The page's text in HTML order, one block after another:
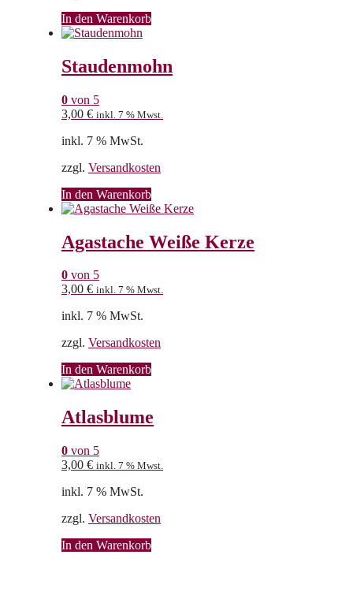
In den Warenkorb
Staudenmohn
0 von 5
3,00 € inkl. 7 % Mwst.
inkl. 7 % MwSt.
zzgl. Versandkosten
In den Warenkorb
Agastache Weiße Kerze
0 von 5
3,00 € inkl. 7 % Mwst.
inkl. 7 % MwSt.
zzgl. Versandkosten
In den Warenkorb
Atlasblume
0 von 5
3,00 € inkl. 7 % Mwst.
inkl. 7 % MwSt.
zzgl. Versandkosten
In den Warenkorb